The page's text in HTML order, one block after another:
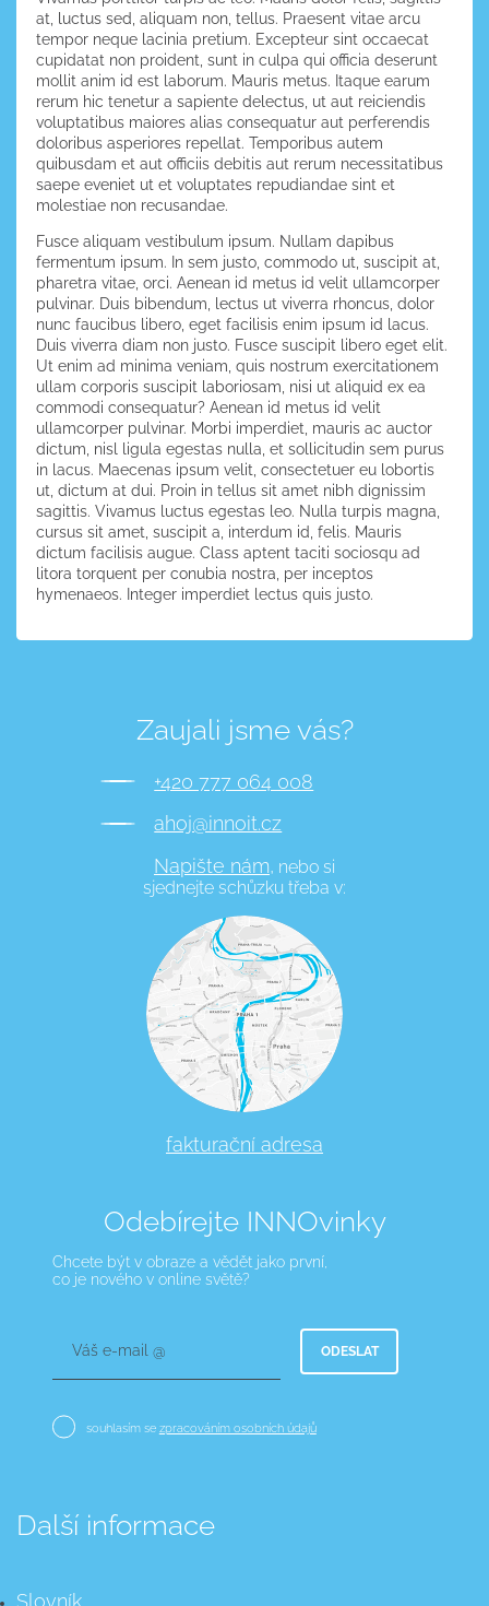
at, luctus sed, aliquam non, tellus. Praesent vitae arcu
tempor neque lacinia pretium. Excepteur sint occaecat
cupidatat non proident, sunt in culpa qui officia deserunt
mollit anim id est laborum. Mauris metus. Itaque earum
rerum hic tenetur a sapiente delectus, ut aut reiciendis
voluptatibus maiores alias consequatur aut perferendis
doloribus asperiores repellat. Temporibus autem
quibusdam et aut officiis debitis aut rerum necessitatibus
saepe eveniet ut et voluptates repudiandae sint et
molestiae non recusandae.
Fusce aliquam vestibulum ipsum. Nullam dapibus
fermentum ipsum. In sem justo, commodo ut, suscipit at,
pharetra vitae, orci. Aenean id metus id velit ullamcorper
pulvinar. Duis bibendum, lectus ut viverra rhoncus, dolor
nunc faucibus libero, eget facilisis enim ipsum id lacus.
Duis viverra diam non justo. Fusce suscipit libero eget elit.
Ut enim ad minima veniam, quis nostrum exercitationem
ullam corporis suscipit laboriosam, nisi ut aliquid ex ea
commodi consequatur? Aenean id metus id velit
ullamcorper pulvinar. Morbi imperdiet, mauris ac auctor
dictum, nisl ligula egestas nulla, et sollicitudin sem purus
in lacus. Maecenas ipsum velit, consectetuer eu lobortis
ut, dictum at dui. Proin in tellus sit amet nibh dignissim
sagittis. Vivamus luctus egestas leo. Nulla turpis magna,
cursus sit amet, suscipit a, interdum id, felis. Mauris
dictum facilisis augue. Class aptent taciti sociosqu ad
litora torquent per conubia nostra, per inceptos
hymenaeos. Integer imperdiet lectus quis justo.
Zaujali jsme vás?
+420 777 064 008
ahoj@innoit.cz
Napište nám, nebo si
sjednejte schůzku třeba v:
fakturační adresa
Další informace
Slovník
Odebírejte INNOvinky
Chcete být v obraze a vědět jako první,
co je nového v online světě?
Váš e-mail @ ODESLAT
souhlasím se zpracováním osobních údajů